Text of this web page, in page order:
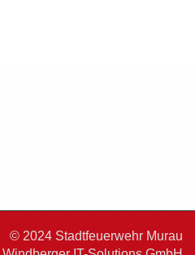
© 2024 Stadtfeuerwehr Murau